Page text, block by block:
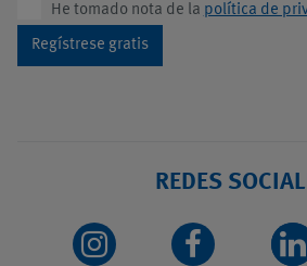
He tomado nota de la política de
Regístrese gratis
REDES